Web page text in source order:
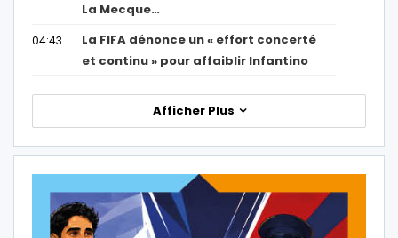
La Mecque…
04:43
La FIFA dénonce un « effort concerté
et continu » pour affaiblir Infantino
Afficher Plus